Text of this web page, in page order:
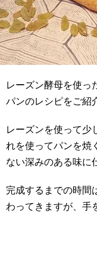
レーズン酵母を使っ
パンのレシピをご紹
レーズンを使って少
れを使ってパンを焼
ない深みのある味に
完成するまでの時間
わってきますが、手